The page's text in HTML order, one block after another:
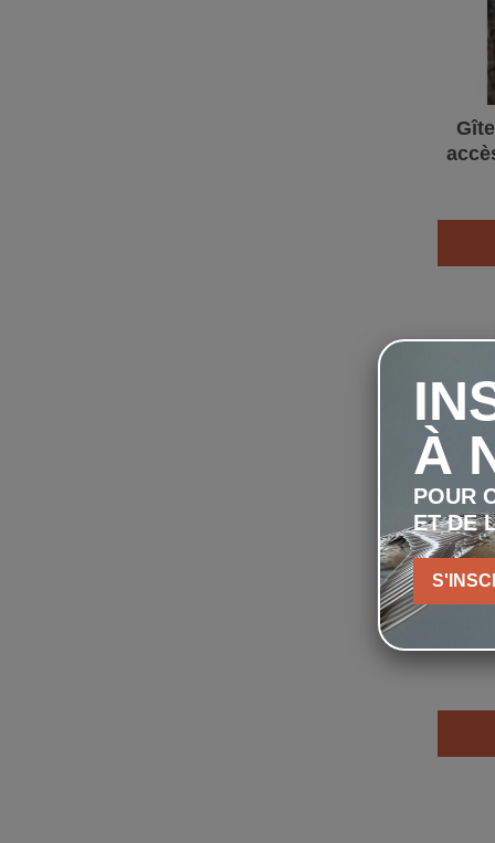
À
POUR
ET DE